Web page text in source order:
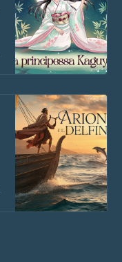
Matteo Masi
Matteo Masi